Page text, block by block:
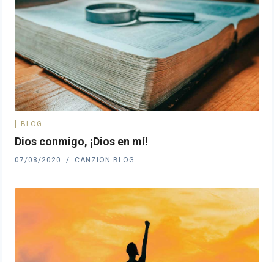
BLOG
Dios conmigo, ¡Dios en mí!
07/08/2020 CANZION BLOG